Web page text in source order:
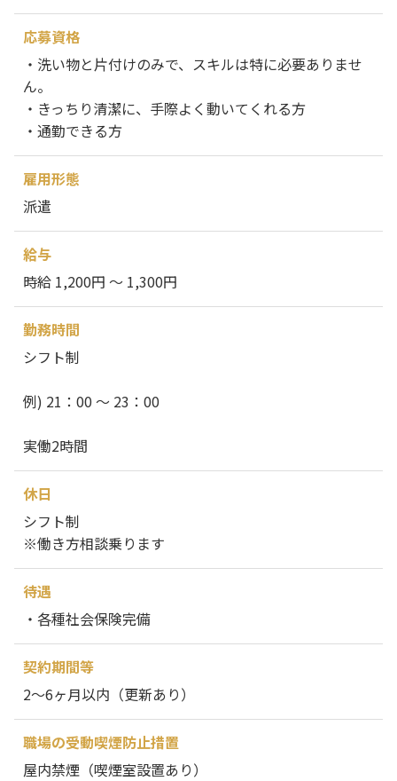
応募資格
・洗い物と片付けのみで、スキルは特に必要ありませ
ん。
・きっちり清潔に、手際よく動いてくれる方
・通勤できる方
雇用形態
派遣
給与
時給 1,200円 ～ 1,300円
勤務時間
シフト制
例) 21：00 ～ 23：00
実働2時間
休日
シフト制
※働き方相談乗ります
待遇
・各種社会保険完備
契約期間等
2～6ヶ月以内（更新あり）
職場の受動喫煙防止措置
屋内禁煙（喫煙室設置あり）